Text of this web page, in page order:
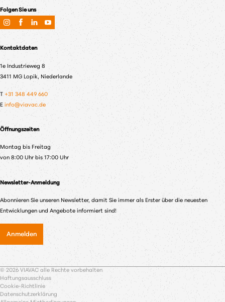
Folgen Sie uns
Kontaktdaten
1e Industrieweg 8
3411 MG Lopik, Niederlande
T +31 348 449 660
E info@viavac.de
Öffnungszeiten
Montag bis Freitag
von 8:00 Uhr bis 17:00 Uhr
Newsletter-Anmeldung
Abonnieren Sie unseren Newsletter, damit Sie immer als Erster über die neuesten
Entwicklungen und Angebote informiert sind!
Anmelden
© 2026 VIAVAC alle Rechte vorbehalten
Haftungsausschluss
Cookie-Richtlinie
Datenschutzerklärung